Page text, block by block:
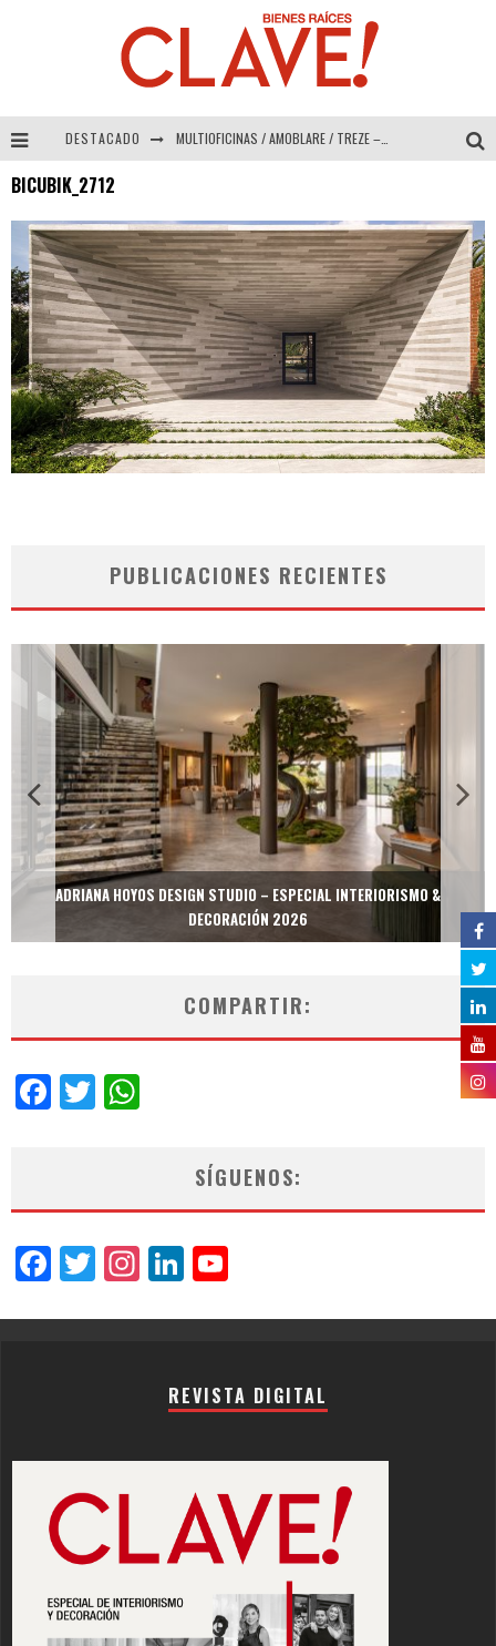
DESTACADO MULTIOFICINAS / AMOBLARE / TREZE – Especial Interiorismo & Decoración 2026
COLINEAL – Especial Interiorismo & Decoración 2026
ADRIANA HOYOS DESIGN STUDIO – Especial Interiorismo & Decoración 2026
BICUBIK_2712
PUBLICACIONES RECIENTES
ADRIANA HOYOS DESIGN STUDIO – ESPECIAL INTERIORISMO &
DECORACIÓN 2026
COMPARTIR:
Facebook
Twitter
SÍGUENOS:
Facebook
Twitter
Instagram
LinkedIn
REVISTA DIGITAL